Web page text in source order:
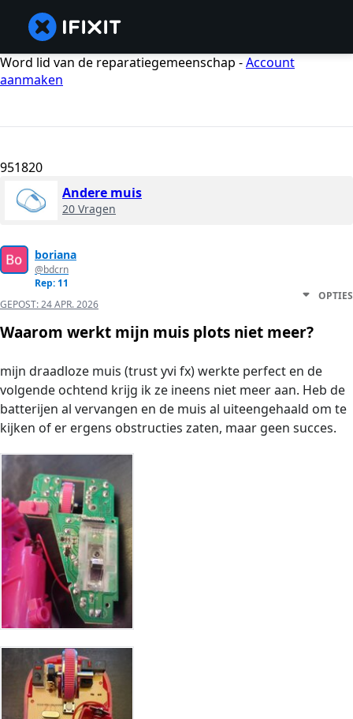
Word lid van de reparatiegemeenschap -Account
aanmaken
951820
Andere muis
20 Vragen
boriana
@bdcrn
Rep: 11
GEPOST:24 APR. 2026
OPTIES
Waarom werkt mijn muis plots niet meer?
mijn draadloze muis (trust yvi fx) werkte perfect en de
volgende ochtend krijg ik ze ineens niet meer aan. Heb de
batterijen al vervangen en de muis al uiteengehaald om te
kijken of er ergens obstructies zaten, maar geen succes.